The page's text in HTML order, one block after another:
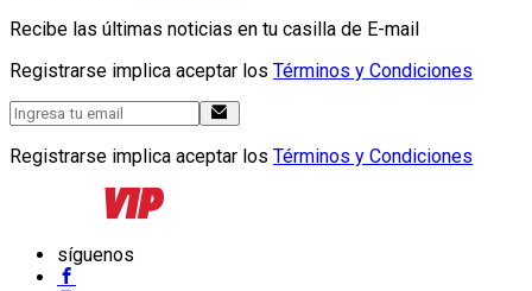
Recibe las últimas noticias en tu casilla de E-mail
Registrarse implica aceptar los Términos y Condiciones
Registrarse implica aceptar los Términos y Condiciones
síguenos